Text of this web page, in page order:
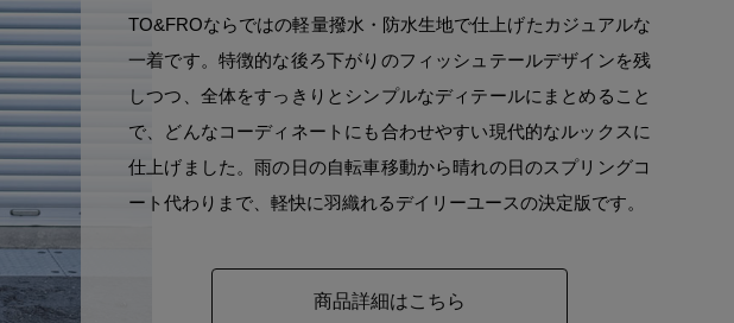
TO&FROならではの軽量撥水・防水生地で仕上げたカジュアルな
一着です。特徴的な後ろ下がりのフィッシュテールデザインを残
しつつ、全体をすっきりとシンプルなディテールにまとめること
で、どんなコーディネートにも合わせやすい現代的なルックスに
仕上げました。雨の日の自転車移動から晴れの日のスプリングコ
ート代わりまで、軽快に羽織れるデイリーユースの決定版です。
商品詳細はこちら